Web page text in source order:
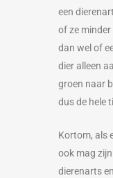
een
of ze
dan wel of
dier alleen
groen naar
dus de hele
Kortom, als
ook mag
dierenarts